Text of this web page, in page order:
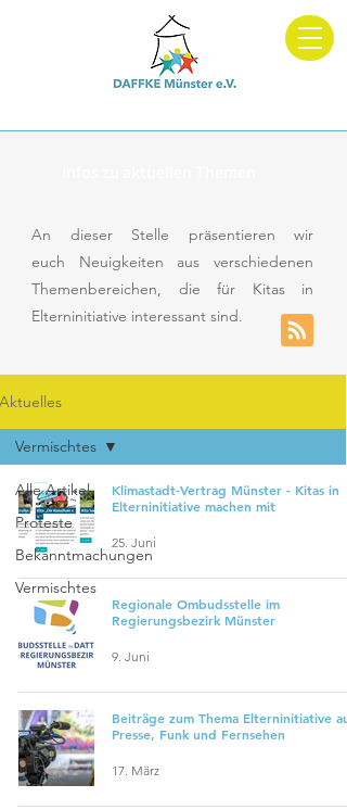
An dieser Stelle präsentieren wir
euch Neuigkeiten aus verschiedenen
Themenbereichen, die für Kitas in
Elterninitiative interessant sind.
Aktuelles
Alle Artikel
Proteste
Bekanntmachungen
Vermischtes
Vermischtes
Klimastadt-Vertrag Münster - Kitas in
Elterninitiative machen mit
25. Juni
Regionale Ombudsstelle im
Regierungsbezirk Münster
9. Juni
Beiträge zum Thema Elterninitiative aus
Presse, Funk und Fernsehen
17. März